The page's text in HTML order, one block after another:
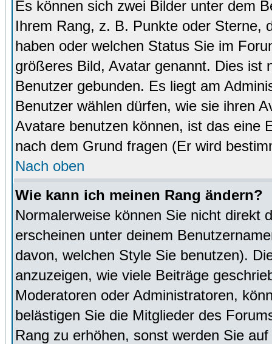
Es können sich zwei Bilder unter dem
Ihrem Rang, z. B. Punkte oder Sterne,
haben oder welchen Status Sie im
größeres Bild, Avatar genannt. Dies ist
Benutzer gebunden. Es liegt am
Benutzer wählen dürfen, wie sie ihren
Avatare benutzen können, ist das eine
nach dem Grund fragen (Er wird
Nach oben
Wie kann ich meinen Rang ändern?
Normalerweise können Sie nicht direkt
erscheinen unter deinem
davon, welchen Style Sie benutzen).
anzuzeigen, wie viele Beiträge
Moderatoren oder Administratoren,
belästigen Sie die Mitglieder des
Rang zu erhöhen, sonst werden Sie